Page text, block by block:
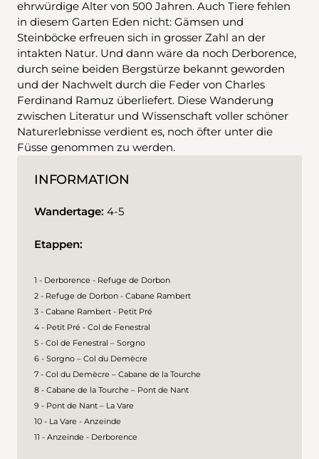
ehrwürdige Alter von 500 Jahren. Auch Tiere fehlen
in diesem Garten Eden nicht: Gämsen und
Steinböcke erfreuen sich in grosser Zahl an der
intakten Natur. Und dann wäre da noch Derborence,
durch seine beiden Bergstürze bekannt geworden
und der Nachwelt durch die Feder von Charles
Ferdinand Ramuz überliefert. Diese Wanderung
zwischen Literatur und Wissenschaft voller schöner
Naturerlebnisse verdient es, noch öfter unter die
Füsse genommen zu werden.
INFORMATION
Wandertage: 4-5
Etappen:
1 - Derborence - Refuge de Dorbon
2 - Refuge de Dorbon - Cabane Rambert
3 - Cabane Rambert - Petit Pré
4 - Petit Pré - Col de Fenestral
5 - Col de Fenestral – Sorgno
6 - Sorgno – Col du Demècre
7 - Col du Demècre – Cabane de la Tourche
8 - Cabane de la Tourche – Pont de Nant
9 - Pont de Nant – La Vare
10 - La Vare - Anzeinde
11 - Anzeinde - Derborence